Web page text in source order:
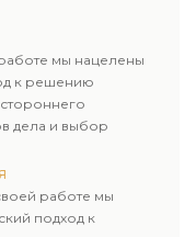
мы нацелены
к решению
дела и выбор
работе мы
подход к